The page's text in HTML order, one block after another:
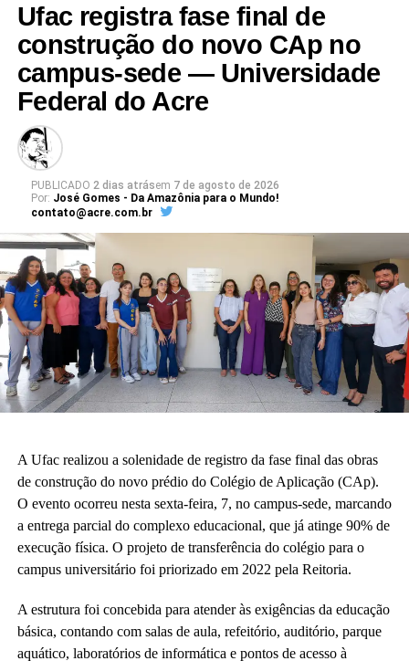
Leia Mais: UFAC
Ufac registra fase final de
construção do novo CAp no
campus-sede — Universidade
Federal do Acre
PUBLICADO 2 dias atrásem 7 de agosto de 2026
Por: José Gomes - Da Amazônia para o Mundo!
contato@acre.com.br
A Ufac realizou a solenidade de registro da fase final das obras
de construção do novo prédio do Colégio de Aplicação (CAp).
O evento ocorreu nesta sexta-feira, 7, no campus-sede, marcando
a entrega parcial do complexo educacional, que já atinge 90% de
execução física. O projeto de transferência do colégio para o
campus universitário foi priorizado em 2022 pela Reitoria.
A estrutura foi concebida para atender às exigências da educação
básica, contando com salas de aula, refeitório, auditório, parque
aquático, laboratórios de informática e pontos de acesso à